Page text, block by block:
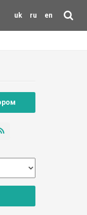
uk ru en